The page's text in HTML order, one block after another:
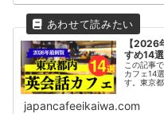
【2026
すめ14
この記事
カフェ14
す。東京
す。日本
ェ英会話♪
japancafeeikaiwa.com